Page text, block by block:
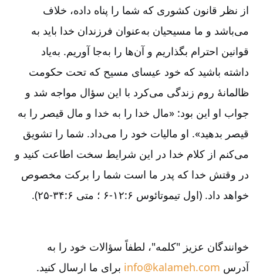
از نظر قانون کشوری که شما را پناه داده، خلاف
می‌باشد و ما مسیحیان به‌عنوان فرزندان خدا باید به
قوانین احترام بگذاریم و آن‌ها را به‌جا آوریم. به‌یاد
داشته باشید که خود عیسای مسیح که تحت حکومت
ظالمانۀ روم زندگی می‌کرد با این سؤال مواجه شد و
جواب او این بود: «مال خدا را به خدا و مال قیصر را به
قیصر بدهید». او مالیات خود را می‌داد. شما را تشویق
می‌کنم از کلام خدا در این شرایط سخت اطاعت کنید و
در وقتش خدا که پدر ما است شما را برکت مخصوص
خواهد داد. (اول تیموتائوس ۶:‏۶-۱۲ ؛ متی ۶:‏۲۵-۳۴).
خوانندگان عزیز "کلمه"، لطفاً سؤالات خود را به
آدرس info@kalameh.com برای ما ارسال کنید.